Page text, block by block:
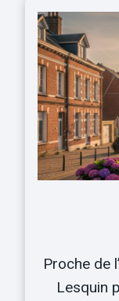
Proche de
Lesquin